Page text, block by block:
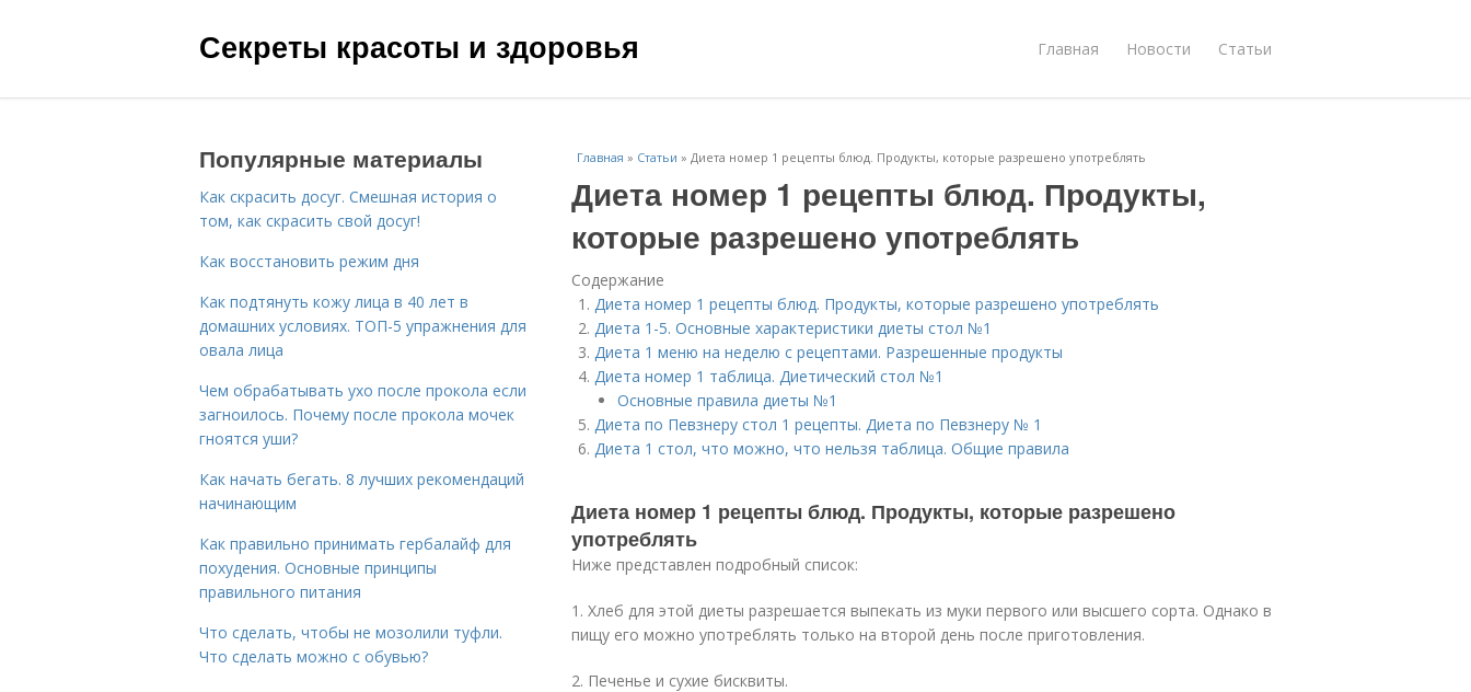
Секреты красоты и здоровья Главная Новости Статьи
Главная » Статьи » Диета номер 1 рецепты блюд. Продукты, которые разрешено употреблять
Диета номер 1 рецепты блюд. Продукты,
которые разрешено употреблять
Содержание
Диета номер 1 рецепты блюд. Продукты, которые разрешено употреблять
Диета 1-5. Основные характеристики диеты стол №1
Диета 1 меню на неделю с рецептами. Разрешенные продукты
Диета номер 1 таблица. Диетический стол №1
Основные правила диеты №1
Диета по Певзнеру стол 1 рецепты. Диета по Певзнеру № 1
Диета 1 стол, что можно, что нельзя таблица. Общие правила
Диета номер 1 рецепты блюд. Продукты, которые разрешено
употреблять
Ниже представлен подробный список:
1. Хлеб для этой диеты разрешается выпекать из муки первого или высшего сорта. Однако в
пищу его можно употреблять только на второй день после приготовления.
2. Печенье и сухие бисквиты.
Популярные материалы
Как скрасить досуг. Смешная история о
том, как скрасить свой досуг!
Как восстановить режим дня
Как подтянуть кожу лица в 40 лет в
домашних условиях. ТОП-5 упражнения для
овала лица
Чем обрабатывать ухо после прокола если
загноилось. Почему после прокола мочек
гноятся уши?
Как начать бегать. 8 лучших рекомендаций
начинающим
Как правильно принимать гербалайф для
похудения. Основные принципы
правильного питания
Что сделать, чтобы не мозолили туфли.
Что сделать можно с обувью?